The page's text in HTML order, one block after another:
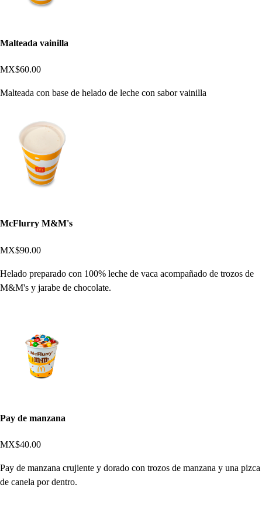
Malteada vainilla
MX$60.00
Malteada con base de helado de leche con sabor vainilla
McFlurry M&M's
MX$90.00
Helado preparado con 100% leche de vaca acompañado de trozos de
M&M's y jarabe de chocolate.
Pay de manzana
MX$40.00
Pay de manzana crujiente y dorado con trozos de manzana y una pizca
de canela por dentro.